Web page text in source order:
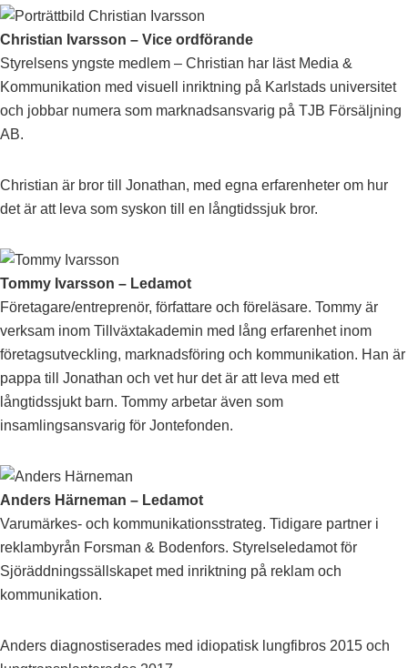
Christian Ivarsson – Vice ordförande
Styrelsens yngste medlem – Christian har läst Media &
Kommunikation med visuell inriktning på Karlstads universitet
och jobbar numera som marknadsansvarig på TJB Försäljning
AB.
Christian är bror till Jonathan, med egna erfarenheter om hur
det är att leva som syskon till en långtidssjuk bror.
Tommy Ivarsson – Ledamot
Företagare/entreprenör, författare och föreläsare. Tommy är
verksam inom Tillväxtakademin med lång erfarenhet inom
företagsutveckling, marknadsföring och kommunikation. Han är
pappa till Jonathan och vet hur det är att leva med ett
långtidssjukt barn. Tommy arbetar även som
insamlingsansvarig för Jontefonden.
Anders Härneman – Ledamot
Varumärkes- och kommunikationsstrateg. Tidigare partner i
reklambyrån Forsman & Bodenfors. Styrelseledamot för
Sjöräddningssällskapet med inriktning på reklam och
kommunikation.
Anders diagnostiserades med idiopatisk lungfibros 2015 och